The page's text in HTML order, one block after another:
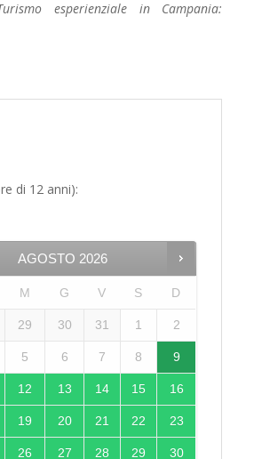
esperienziale in Campania:
di 12 anni):
AGOSTO 2026
M G V S D
29 30 31 1 2
5 6 7 8 9
12 13 14 15 16
19 20 21 22 23
26 27 28 29 30